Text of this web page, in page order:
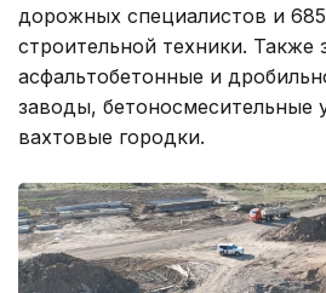
дорожных специалистов и
строительной техники. Также
асфальтобетонные и
заводы, бетоносмесительные
вахтовые городки.